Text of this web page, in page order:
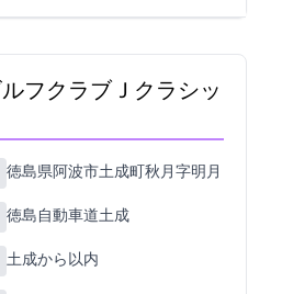
フクラブ(Ｊクラシッ
徳島県阿波市土成町秋月字明月176-1
徳島自動車道土成
土成から5km以内